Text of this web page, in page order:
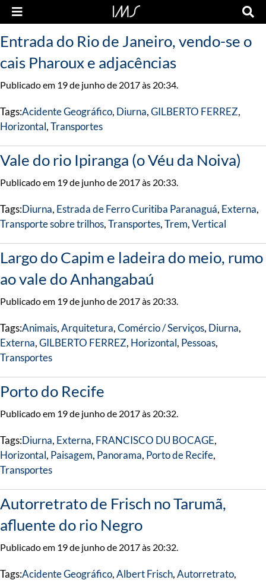
Entrada do Rio de Janeiro, vendo-se o
cais Pharoux e adjacências
Publicado em 19 de junho de 2017 às 20:34.
Tags:Acidente Geográfico, Diurna,GILBERTO FERREZ,
Horizontal,Transportes
Vale do rio Ipiranga (o Véu da Noiva)
Publicado em 19 de junho de 2017 às 20:33.
Tags:Diurna, Estrada de Ferro Curitiba Paranaguá, Externa,
Transporte sobre trilhos,Transportes,Trem,Vertical
Largo do Capim e ladeira do meio, rumo
ao vale do Anhangabaú
Publicado em 19 de junho de 2017 às 20:33.
Tags:Animais,Arquitetura,Comércio / Serviços, Diurna,
Externa,GILBERTO FERREZ, Horizontal, Pessoas,
Transportes
Porto do Recife
Publicado em 19 de junho de 2017 às 20:32.
Tags:Diurna, Externa, FRANCISCO DU BOCAGE,
Horizontal, Paisagem, Panorama, Porto de Recife,
Transportes
Autorretrato de Frisch no Tarumã,
afluente do rio Negro
Publicado em 19 de junho de 2017 às 20:32.
Tags:Acidente Geográfico,Albert Frisch,Autorretrato,